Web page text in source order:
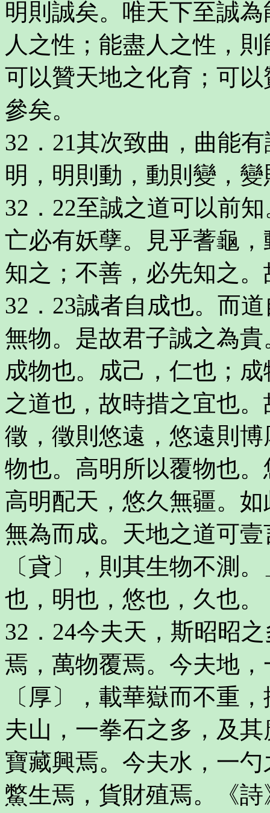
明則誠矣。唯天下至誠
人之性；能盡人之性，
可以贊天地之化育；可
參矣。
32．21其次致曲，曲能
明，明則動，動則變，
32．22至誠之道可以前
亡必有妖孽。見乎蓍龜
知之；不善，必先知之
32．23誠者自成也。而
無物。是故君子誠之為
成物也。成己，仁也；
之道也，故時措之宜也
徵，徵則悠遠，悠遠則
物也。高明所以覆物也
高明配天，悠久無疆。
無為而成。天地之道可
〔貣〕，則其生物不測
也，明也，悠也，久也。
32．24今夫天，斯昭昭
焉，萬物覆焉。今夫地
〔厚〕，載華嶽而不重
夫山，一拳石之多，及
寶藏興焉。今夫水，一
鱉生焉，貨財殖焉。《